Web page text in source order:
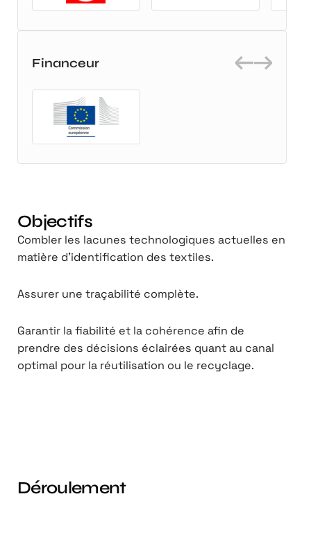
Financeur
Objectifs
Combler les lacunes technologiques actuelles en
matière d'identification des textiles.
Assurer une traçabilité complète.
Garantir la fiabilité et la cohérence afin de
prendre des décisions éclairées quant au canal
optimal pour la réutilisation ou le recyclage.
Déroulement